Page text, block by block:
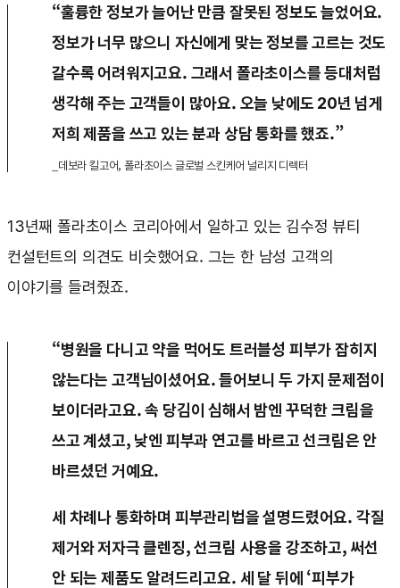
“훌륭한 정보가 늘어난 만큼 잘못된 정보도 늘었어요.
정보가 너무 많으니 자신에게 맞는 정보를 고르는 것도
갈수록 어려워지고요. 그래서 폴라초이스를 등대처럼
생각해 주는 고객들이 많아요. 오늘 낮에도 20년 넘게
저희 제품을 쓰고 있는 분과 상담 통화를 했죠.”
_데보라 킬고어, 폴라초이스 글로벌 스킨케어 널리지 디렉터
13년째 폴라초이스 코리아에서 일하고 있는 김수정 뷰티
컨설턴트의 의견도 비슷했어요. 그는 한 남성 고객의
이야기를 들려줬죠.
“병원을 다니고 약을 먹어도 트러블성 피부가 잡히지
않는다는 고객님이셨어요. 들어보니 두 가지 문제점이
보이더라고요. 속 당김이 심해서 밤엔 꾸덕한 크림을
쓰고 계셨고, 낮엔 피부과 연고를 바르고 선크림은 안
바르셨던 거예요.
세 차례나 통화하며 피부관리법을 설명드렸어요. 각질
제거와 저자극 클렌징, 선크림 사용을 강조하고, 써선
안 되는 제품도 알려드리고요. 세 달 뒤에 ‘피부가